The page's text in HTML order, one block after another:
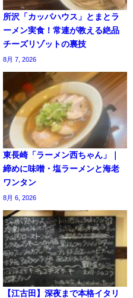
所沢「カッパハウス」とまとラ
ーメン実食！常連が教える絶品
チーズリゾットの裏技
8月 7, 2026
東長崎「ラーメン西ちゃん」｜
締めに味噌・塩ラーメンと海老
ワンタン
8月 6, 2026
【江古田】深夜まで本格イタリ